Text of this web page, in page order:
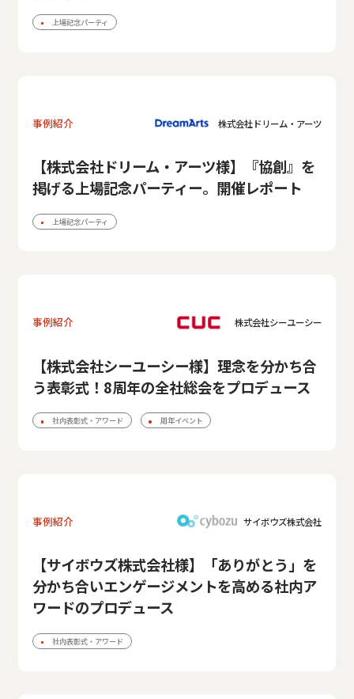
上場記念パーティ
事例紹介 株式会社ドリーム・アーツ
【株式会社ドリーム・アーツ様】『協創』を
掲げる上場記念パーティー。開催レポート
上場記念パーティ
事例紹介 株式会社シーユーシー
【株式会社シーユーシー様】理念を分かち合
う表彰式！8周年の全社総会をプロデュース
社内表彰式・アワード 周年イベント
事例紹介 サイボウズ株式会社
【サイボウズ株式会社様】「ありがとう」を
分かち合いエンゲージメントを高める社内ア
ワードのプロデュース
社内表彰式・アワード